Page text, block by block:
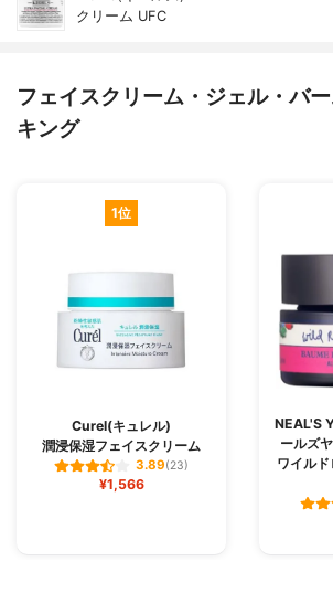
クリーム UFC
フェイスクリーム・ジェル・バ
キング
1位
Curel(キュレル)
潤浸保湿フェイスクリーム
3.89(23)
¥1,566
NEAL'S
ールズ
ワイル